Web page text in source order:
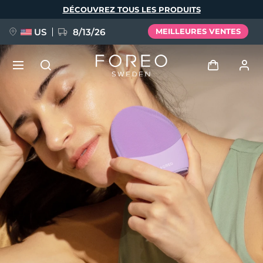
DÉCOUVREZ TOUS LES PRODUITS
US 8/13/26 MEILLEURES VENTES
Profil de l'utilisateur
Mes appareils
Mes commandes
Mes adresses
Mes abonnements
NOUVEAU
FAQ™ Pure Beauty-Tech Elixir
BREAKING NEWS
issa™ Teeth Whitening Set
Langue
English Deutsch
Español
Français
Italiano
Português
Svenska
Русский
Türkçe
简体中文 繁體中文